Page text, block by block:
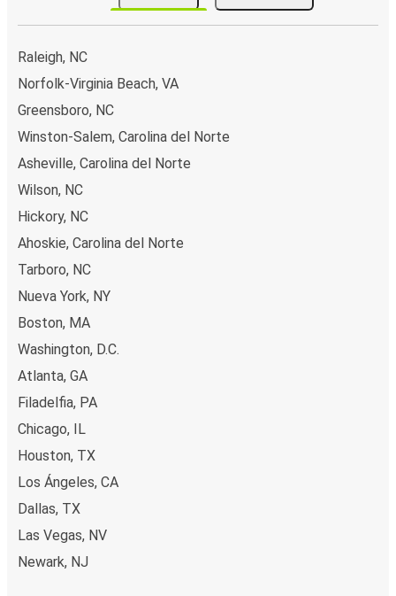
Raleigh, NC
Norfolk-Virginia Beach, VA
Greensboro, NC
Winston-Salem, Carolina del Norte
Asheville, Carolina del Norte
Wilson, NC
Hickory, NC
Ahoskie, Carolina del Norte
Tarboro, NC
Nueva York, NY
Boston, MA
Washington, D.C.
Atlanta, GA
Filadelfia, PA
Chicago, IL
Houston, TX
Los Ángeles, CA
Dallas, TX
Las Vegas, NV
Newark, NJ